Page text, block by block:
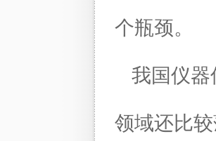
个瓶颈。
我国仪器
领域还比